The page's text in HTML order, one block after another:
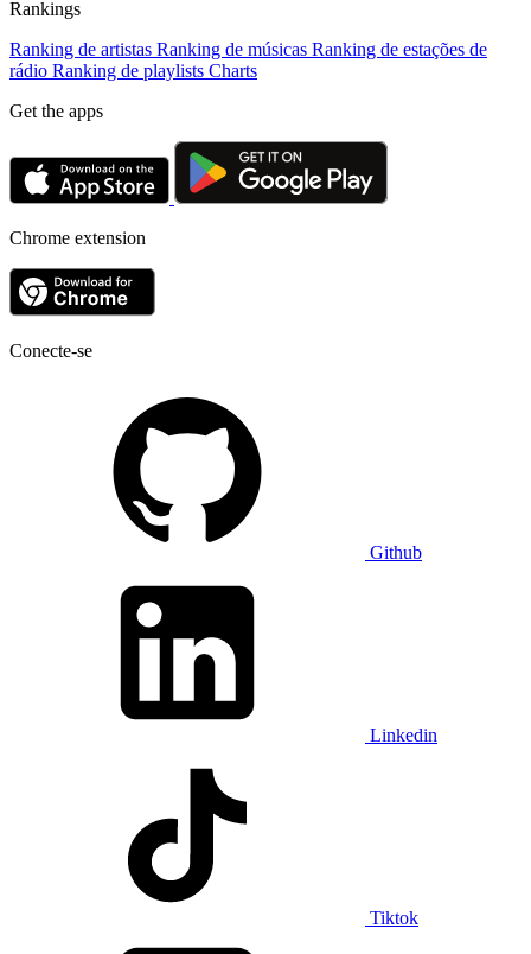
Rankings
Ranking de artistas Ranking de músicas Ranking de estações de
rádio Ranking de playlists Charts
Get the apps
Chrome extension
Conecte-se
Github
Linkedin
Tiktok